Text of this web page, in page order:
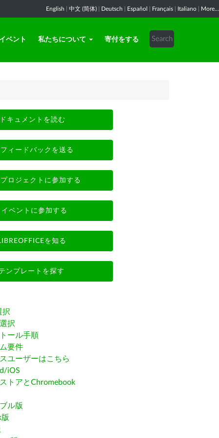
English 中文 (简体) Deutsch Español Français Italiano More...
イベント 私たちについて 寄付をする
ドキュメントを読む
フィードバックを送る
プロジェクトに参加する
イベントに参加する
を知る
ンプレートを探す
択
択
ール手順
要件
ユーザーはこちら
iOS
トアとChromebook
ル版